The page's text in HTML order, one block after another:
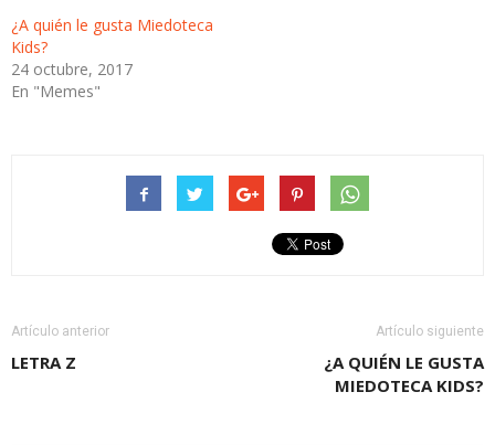
¿A quién le gusta Miedoteca
Kids?
24 octubre, 2017
En "Memes"
Artículo anterior
LETRA Z
Artículo siguiente
¿A QUIÉN LE GUSTA
MIEDOTECA KIDS?